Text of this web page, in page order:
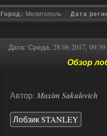
Город: Мелитополь Дата
Дата: Среда, 28.06.2017,
Обзор
Автор: Maxim Sakulevich
Лобзик STANLEY